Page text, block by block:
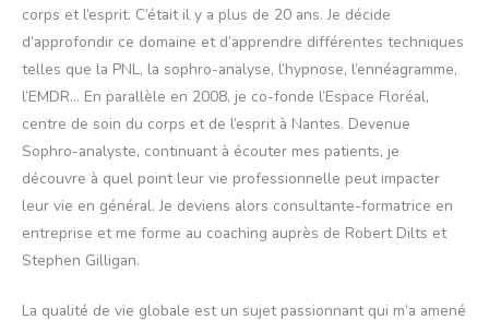
corps et l’esprit. C’était il y a plus de 20 ans. Je décide
d’approfondir ce domaine et d’apprendre différentes techniques
telles que la PNL, la sophro-analyse, l’hypnose, l’ennéagramme,
l’EMDR… En parallèle en 2008, je co-fonde l’Espace Floréal,
centre de soin du corps et de l’esprit à Nantes. Devenue
Sophro-analyste, continuant à écouter mes patients, je
découvre à quel point leur vie professionnelle peut impacter
leur vie en général. Je deviens alors consultante-formatrice en
entreprise et me forme au coaching auprès de Robert Dilts et
Stephen Gilligan.
La qualité de vie globale est un sujet passionnant qui m’a amené